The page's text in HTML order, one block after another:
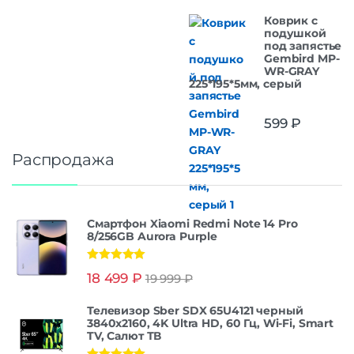
Коврик с
подушкой
под запястье
Gembird MP-
WR-GRAY
225*195*5мм, серый
599₽
Распродажа
Смартфон Xiaomi Redmi Note 14 Pro
8/256GB Aurora Purple
из 5
18 499 ₽ 19 999₽
Телевизор Sber SDX 65U4121 черный
3840x2160, 4K Ultra HD, 60 Гц, Wi-Fi, Smart
TV, Салют ТВ